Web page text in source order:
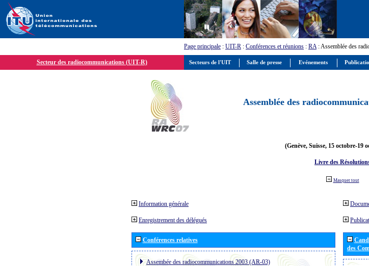
Page principale : UIT-R : Conférences et réunions : RA: Assemblée des
Secteur des radiocommunications (UIT-R)
Assemblée des
(Genève, Suisse, 15 octobre-19
Livre des
Masquer tout
Information générale
Enregistrement des délégués
Conférences relatives
Assembée des radiocommunications 2003 (AR-03)
des
Secteurs de l'UIT Salle de presse Evénements